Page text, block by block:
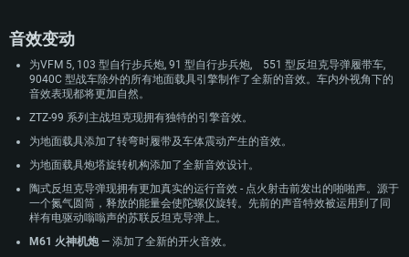
音效变动
为VFM 5, 103 型自行步兵炮, 91 型自行步兵炮, 551 型反坦克导弹履带车,
9040C 型战车除外的所有地面载具引擎制作了全新的音效。车内外视角下的
音效表现都将更加自然。
ZTZ-99 系列主战坦克现拥有独特的引擎音效。
为地面载具添加了转弯时履带及车体震动产生的音效。
为地面载具炮塔旋转机构添加了全新音效设计。
陶式反坦克导弹现拥有更加真实的运行音效 - 点火射击前发出的啪啪声。源于
一个氮气圆筒，释放的能量会使陀螺仪旋转。先前的声音特效被运用到了同
样有电驱动嗡嗡声的苏联反坦克导弹上。
M61 火神机炮— 添加了全新的开火音效。